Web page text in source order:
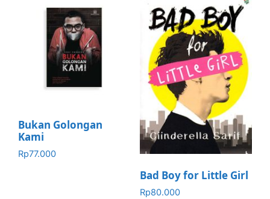
Bukan Golongan
Kami
Rp77.000
Bad Boy for Little Girl
Rp80.000